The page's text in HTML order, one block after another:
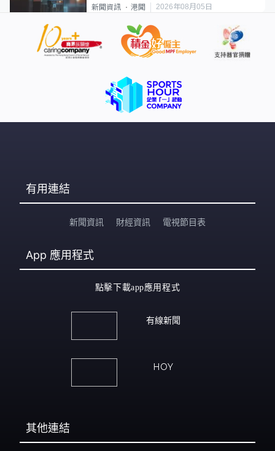
新聞資訊 港聞 2026年08月05日
有用連結
新聞資訊 財經資訊 電視節目表
App 應用程式
點擊下載app應用程式
有線新聞
HOY
其他連結